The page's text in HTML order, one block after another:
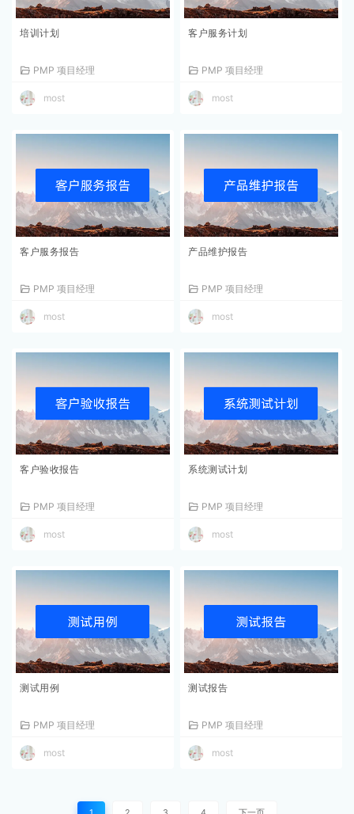
培训计划
PMP 项目经理
most
客户服务计划
PMP 项目经理
most
客户服务报告
PMP 项目经理
most
产品维护报告
PMP 项目经理
most
客户验收报告
PMP 项目经理
most
系统测试计划
PMP 项目经理
most
测试用例
PMP 项目经理
most
测试报告
PMP 项目经理
most